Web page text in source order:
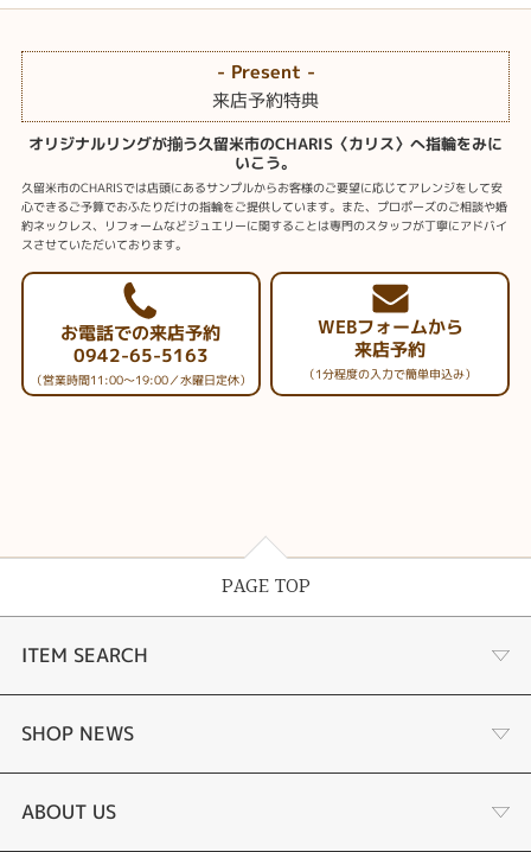
- Present -
来店予約特典
オリジナルリングが揃う久留米市のCHARIS〈カリス〉へ指輪をみに
いこう。
久留米市のCHARISでは店頭にあるサンプルからお客様のご要望に応じてアレンジをして安
心できるご予算でおふたりだけの指輪をご提供しています。また、プロポーズのご相談や婚
約ネックレス、リフォームなどジュエリーに関することは専門のスタッフが丁寧にアドバイ
スさせていただいております。
お電話での来店予約
0942-65-5163
（営業時間11:00～19:00／水曜日定休）
WEBフォームから
来店予約
（1分程度の入力で簡単申込み）
PAGE TOP
ITEM SEARCH
婚約指輪
手作り婚約指輪
SHOP NEWS
デジタルジュエリー®とは
ABOUT US